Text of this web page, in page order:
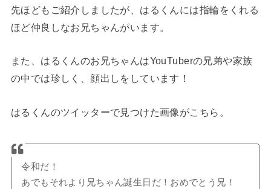
先ほどもご紹介しましたが、はるくんには指輪をくれる
ほど仲良しなお兄ちゃんがいます。
また、はるくんのお兄ちゃんはYouTuberの兄弟や家族
の中では珍しく、顔出しをしています！
はるくんのツイッターで見つけた画像がこちら。
令和だ！
あでもそれより兄ちゃん誕生日だ！おめでとう兄！